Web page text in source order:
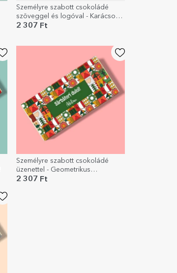
Személyre szabott csokoládé
szöveggel és logóval - Karácsonyi
történet
2 307 Ft
Személyre szabott csokoládé
üzenettel - Geometrikus
karácsony
2 307 Ft